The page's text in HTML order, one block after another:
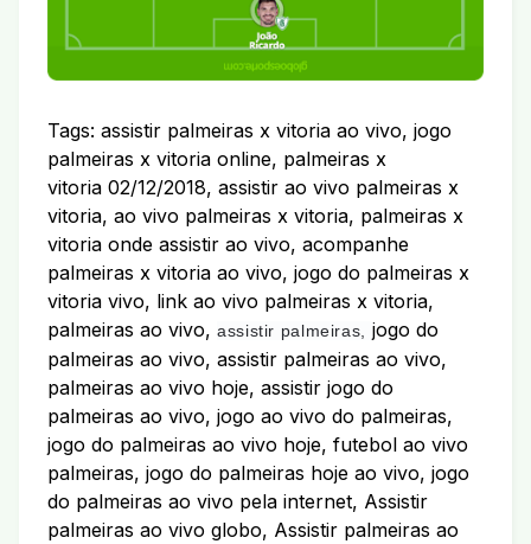
Tags: assistir palmeiras x vitoria ao vivo, jogo
palmeiras x vitoria online, palmeiras x
vitoria 02/12/2018, assistir ao vivo palmeiras x
vitoria, ao vivo palmeiras x vitoria, palmeiras x
vitoria onde assistir ao vivo, acompanhe
palmeiras x vitoria ao vivo, jogo do palmeiras x
vitoria vivo, link ao vivo palmeiras x vitoria,
palmeiras ao vivo, assistir palmeiras, jogo do
palmeiras ao vivo, assistir palmeiras ao vivo,
palmeiras ao vivo hoje, assistir jogo do
palmeiras ao vivo, jogo ao vivo do palmeiras,
jogo do palmeiras ao vivo hoje, futebol ao vivo
palmeiras, jogo do palmeiras hoje ao vivo, jogo
do palmeiras ao vivo pela internet, Assistir
palmeiras ao vivo globo, Assistir palmeiras ao